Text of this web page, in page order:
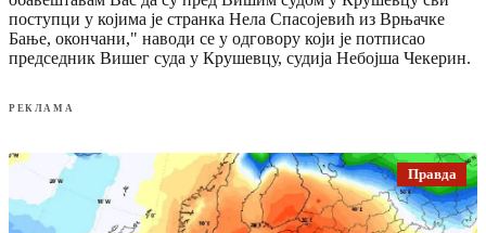
поступци у којима је странка Нела Спасојевић из Врњачке
Бање, окончани," наводи се у одговору који је потписао
председник Вишег суда у Крушевцу, судија Небојша Чекерин.
РЕКЛАМА
Правда